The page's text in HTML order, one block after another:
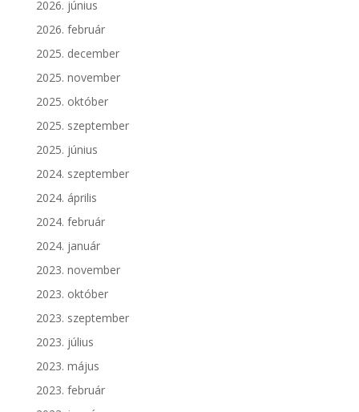
2026. június
2026. február
2025. december
2025. november
2025. október
2025. szeptember
2025. június
2024. szeptember
2024. április
2024. február
2024. január
2023. november
2023. október
2023. szeptember
2023. július
2023. május
2023. február